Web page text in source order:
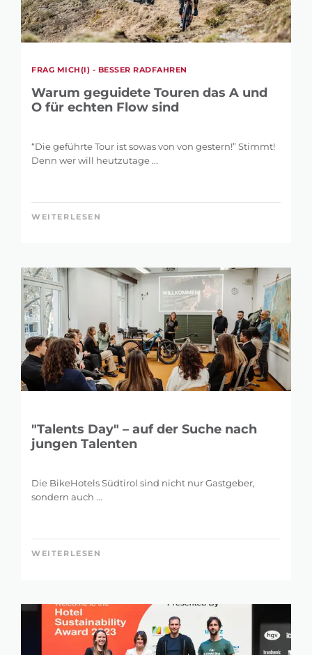
FRAG MICH(I) - BESSER RADFAHREN
Warum geguidete Touren das A und
O für echten Flow sind
“Die geführte Tour ist sowas von von gestern!” Stimmt!
Denn wer will heutzutage ...
WEITERLESEN
"Talents Day" – auf der Suche nach
jungen Talenten
Die BikeHotels Südtirol sind nicht nur Gastgeber,
sondern auch ...
WEITERLESEN